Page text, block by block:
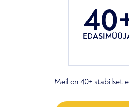
Meil on 40+ stabiilset